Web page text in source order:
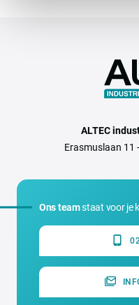
ALTEC
Erasmuslaan 11
Ons teamstaat voor je